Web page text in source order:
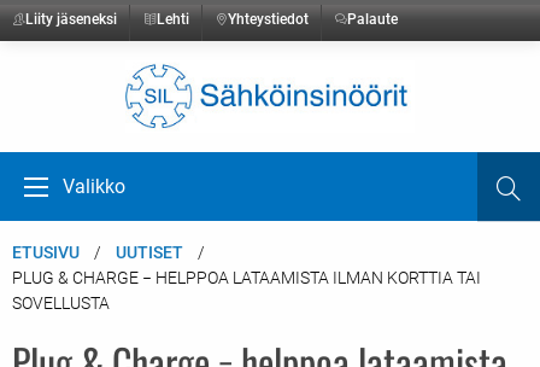
Liity jäseneksi Lehti Yhteystiedot Palaute
Avaa valikko
Valikko
ETUSIVU
UUTISET
PLUG & CHARGE − HELPPOA LATAAMISTA ILMAN KORTTIA TAI
SOVELLUSTA